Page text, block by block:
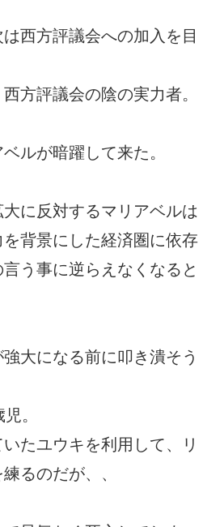
西方評議会への加入を目
方評議会の陰の実力者。
ルが暗躍して来た。
に反対するマリアベルは
を背景にした経済圏に依存
う事に逆らえなくなると
大になる前に叩き潰そう
。
たユウキを利用して、リ
るのだが、、